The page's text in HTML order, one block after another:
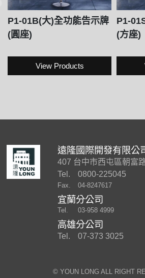
P1-01B(大)全功能告示牌
(圓座)
View Products
P1-
(方座)
遠隆國際開發有限公
407 台中市西屯區朝富
Tel.
0800-225045
Fax. 04-8247617
宜蘭分公司
Tel. 03-958 4999
高雄分公司
Tel. 07-373 3025
©︎ YOUN LONG ALL RIGHT